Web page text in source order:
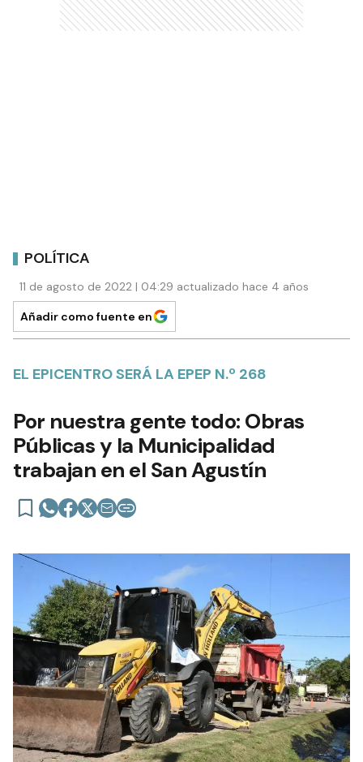
POLÍTICA
11 de agosto de 2022 | 04:29 actualizado hace 4 años
Añadir como fuente en
EL EPICENTRO SERÁ LA EPEP N.º 268
Por nuestra gente todo: Obras
Públicas y la Municipalidad
trabajan en el San Agustín